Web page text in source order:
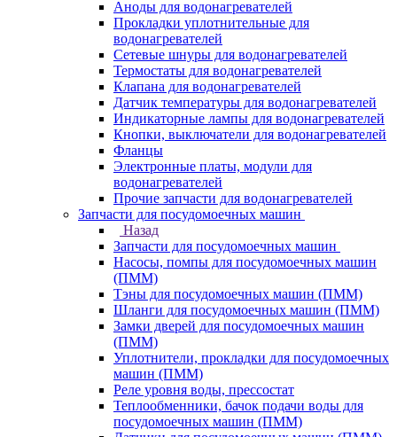
Аноды для водонагревателей
Прокладки уплотнительные для
водонагревателей
Сетевые шнуры для водонагревателей
Термостаты для водонагревателей
Клапана для водонагревателей
Датчик температуры для водонагревателей
Индикаторные лампы для водонагревателей
Кнопки, выключатели для водонагревателей
Фланцы
Электронные платы, модули для
водонагревателей
Прочие запчасти для водонагревателей
Запчасти для посудомоечных машин
Назад
Запчасти для посудомоечных машин
Насосы, помпы для посудомоечных машин
(ПММ)
Тэны для посудомоечных машин (ПММ)
Шланги для посудомоечных машин (ПММ)
Замки дверей для посудомоечных машин
(ПММ)
Уплотнители, прокладки для посудомоечных
машин (ПММ)
Реле уровня воды, прессостат
Теплообменники, бачок подачи воды для
посудомоечных машин (ПММ)